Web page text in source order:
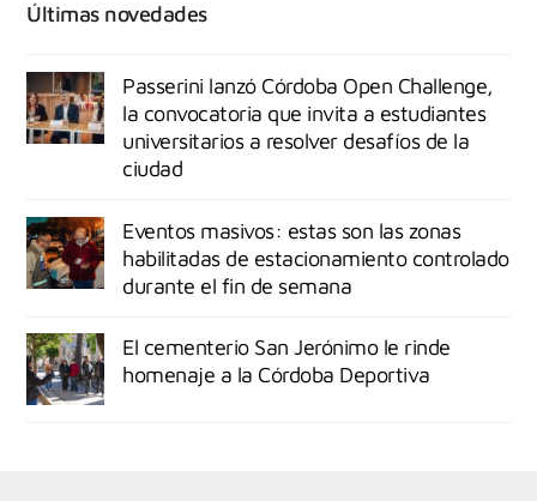
Últimas novedades
Passerini lanzó Córdoba Open Challenge,
la convocatoria que invita a estudiantes
universitarios a resolver desafíos de la
ciudad
Eventos masivos: estas son las zonas
habilitadas de estacionamiento controlado
durante el fin de semana
El cementerio San Jerónimo le rinde
homenaje a la Córdoba Deportiva